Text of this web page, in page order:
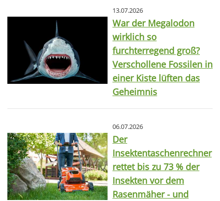
13.07.2026
War der Megalodon
wirklich so
furchterregend groß?
Verschollene Fossilen in
einer Kiste lüften das
Geheimnis
06.07.2026
Der
Insektentaschenrechner
rettet bis zu 73 % der
Insekten vor dem
Rasenmäher - und